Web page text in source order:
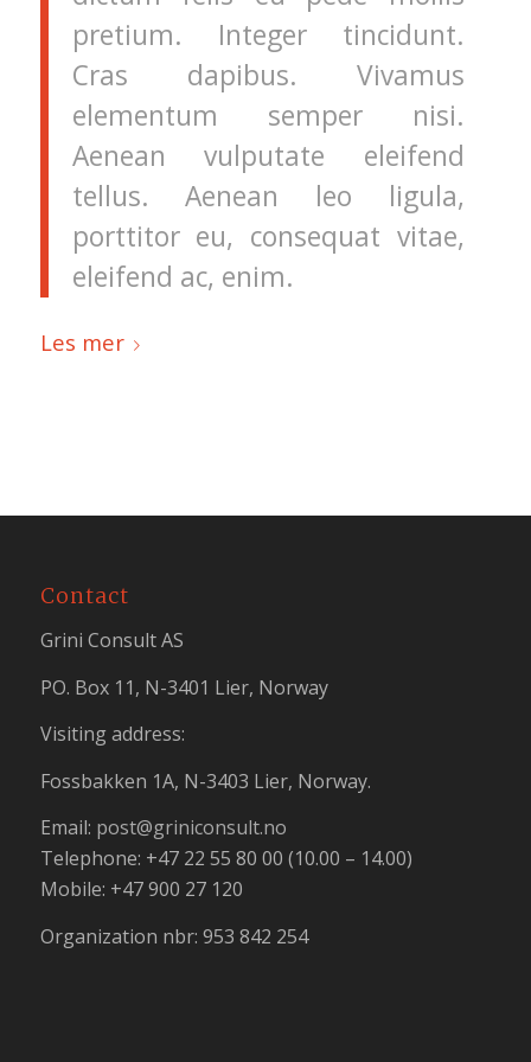
pretium. Integer tincidunt.
Cras dapibus. Vivamus
elementum semper nisi.
Aenean vulputate eleifend
tellus. Aenean leo ligula,
porttitor eu, consequat vitae,
eleifend ac, enim.
Les mer
Contact
Grini Consult AS
PO. Box 11, N-3401 Lier, Norway
Visiting address:
Fossbakken 1A, N-3403 Lier, Norway.
Email: post@griniconsult.no
Telephone: +47 22 55 80 00 (10.00 – 14.00)
Mobile: +47 900 27 120
Organization nbr: 953 842 254